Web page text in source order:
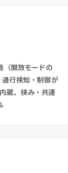
（開放モードの
通行検知・制御が
蔵。挟み・共連